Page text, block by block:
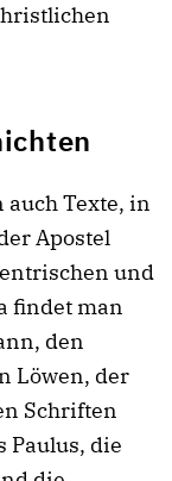
Texte, in
Apostel
und
findet man
den
Löwen, der
Schriften
Paulus, die